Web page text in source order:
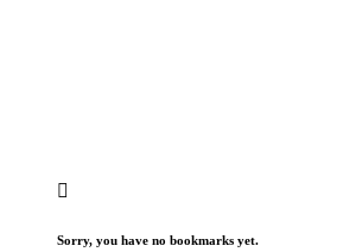
Sorry, you have no bookmarks yet.